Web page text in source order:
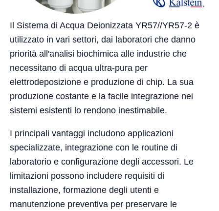
Il Sistema di Acqua Deionizzata YR57//YR57-2 è
utilizzato in vari settori, dai laboratori che danno
priorità all'analisi biochimica alle industrie che
necessitano di acqua ultra-pura per
elettrodeposizione e produzione di chip. La sua
produzione costante e la facile integrazione nei
sistemi esistenti lo rendono inestimabile.
I principali vantaggi includono applicazioni
specializzate, integrazione con le routine di
laboratorio e configurazione degli accessori. Le
limitazioni possono includere requisiti di
installazione, formazione degli utenti e
manutenzione preventiva per preservare le